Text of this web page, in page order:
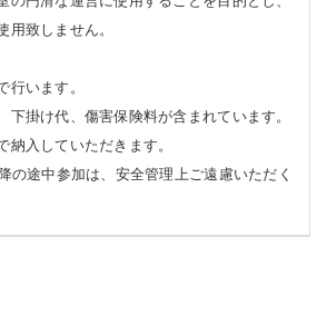
用致しません。
行います。
下掛け代、傷害保険料が含まれています。
納入していただきます。
の途中参加は、安全管理上ご遠慮いただく